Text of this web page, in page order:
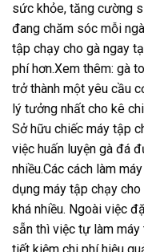
sức khỏe, tăng cường
đang chăm sóc mỗi
tập chạy cho gà ngay
phí hơn.Xem thêm: gà
trở thành một yêu cầu
lý tưởng nhất cho kê
Sở hữu chiếc máy tập
việc huấn luyện gà đá
nhiều.Các cách làm
dụng máy tập chạy
khá nhiều. Ngoài việc
sẵn thì việc tự làm máy